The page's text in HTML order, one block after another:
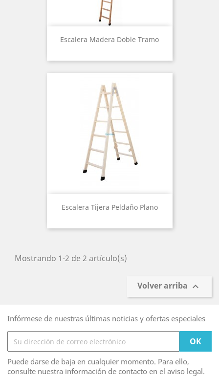
Escalera Madera Doble Tramo
Escalera Tijera Peldaño Plano
Mostrando 1-2 de 2 artículo(s)
Volver arriba 
Infórmese de nuestras últimas noticias y ofertas especiales
Puede darse de baja en cualquier momento. Para ello,
consulte nuestra información de contacto en el aviso legal.